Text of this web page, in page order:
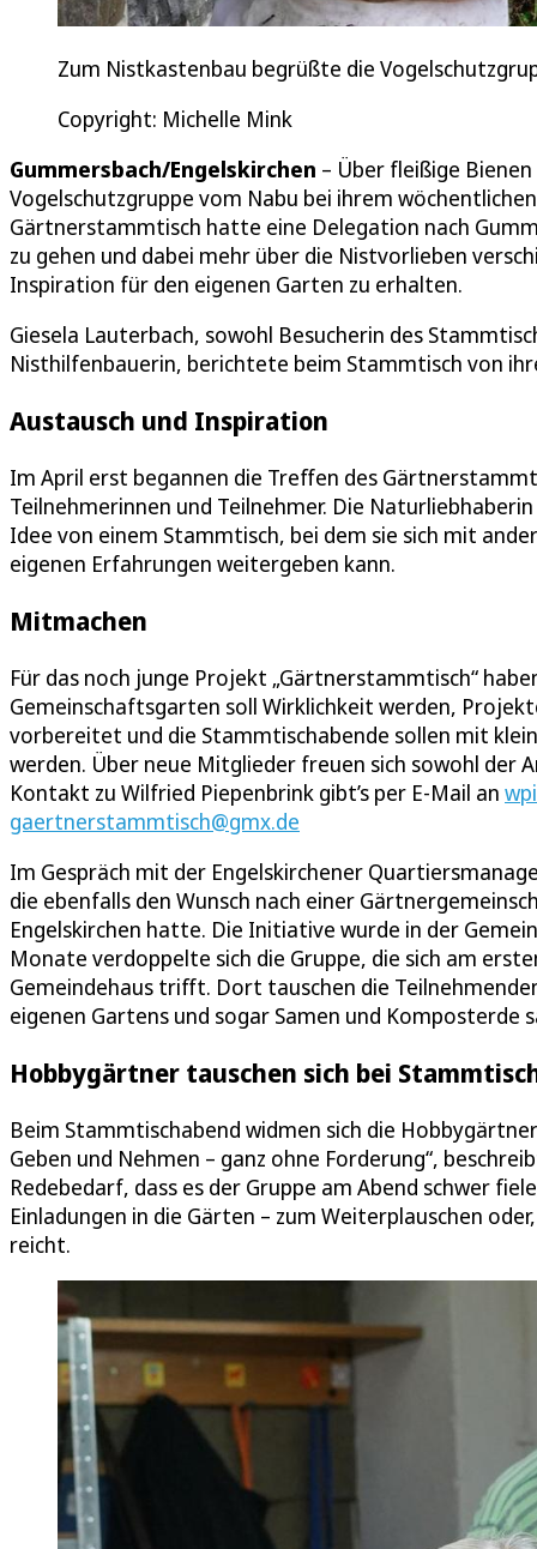
Zum Nistkastenbau begrüßte die
Copyright: Michelle Mink
Gummersbach/Engelskirchen – Über fleißige
Vogelschutzgruppe vom Nabu bei ihrem
Gärtnerstammtisch hatte eine Delegation nach
zu gehen und dabei mehr über die Nistvorlieben
Inspiration für den eigenen Garten zu erhalten.
Giesela Lauterbach, sowohl Besucherin des
Nisthilfenbauerin, berichtete beim Stammtisch von
Austausch und Inspiration
Im April erst begannen die Treffen des
Teilnehmerinnen und Teilnehmer. Die
Idee von einem Stammtisch, bei dem sie sich mit
eigenen Erfahrungen weitergeben kann.
Mitmachen
Für das noch junge Projekt „Gärtnerstammtisch“
Gemeinschaftsgarten soll Wirklichkeit werden,
vorbereitet und die Stammtischabende sollen mit
werden. Über neue Mitglieder freuen sich sowohl der
Kontakt zu Wilfried Piepenbrink gibt’s per E-Mail an
gaertnerstammtisch@gmx.de
Im Gespräch mit der Engelskirchener
die ebenfalls den Wunsch nach einer
Engelskirchen hatte. Die Initiative wurde in der
Monate verdoppelte sich die Gruppe, die sich am
Gemeindehaus trifft. Dort tauschen die
eigenen Gartens und sogar Samen und Komposterde
Hobbygärtner tauschen sich bei
Beim Stammtischabend widmen sich die
Geben und Nehmen – ganz ohne Forderung“,
Redebedarf, dass es der Gruppe am Abend schwer
Einladungen in die Gärten – zum Weiterplauschen
reicht.